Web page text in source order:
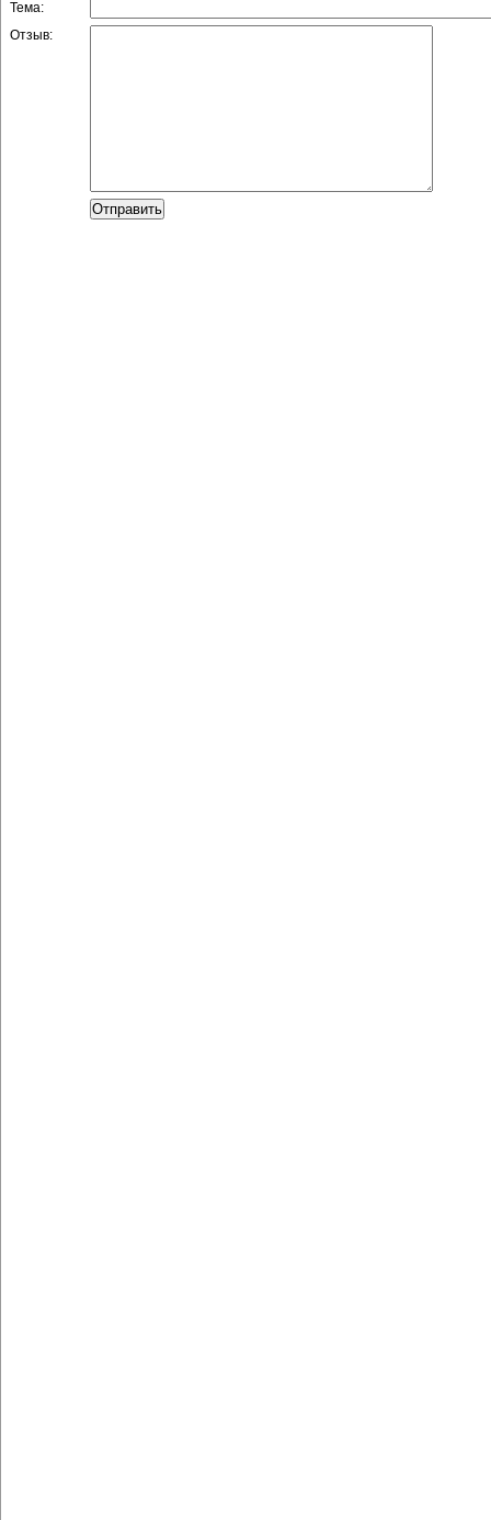
Тема:
Отзыв: